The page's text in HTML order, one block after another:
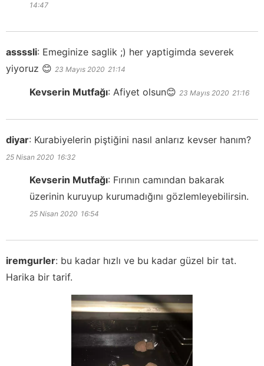
14:47
assssli: Emeginize saglik ;) her yaptigimda severek
yiyoruz 😊 23 Mayıs 2020 21:14
Kevserin Mutfağı: Afiyet olsun😊 23 Mayıs 2020 21:16
diyar: Kurabiyelerin piştiğini nasıl anlarız kevser hanım?
25 Nisan 2020 16:32
Kevserin Mutfağı: Fırının camından bakarak
üzerinin kuruyup kurumadığını gözlemleyebilirsin.
25 Nisan 2020 16:54
iremgurler: bu kadar hızlı ve bu kadar güzel bir tat.
Harika bir tarif.